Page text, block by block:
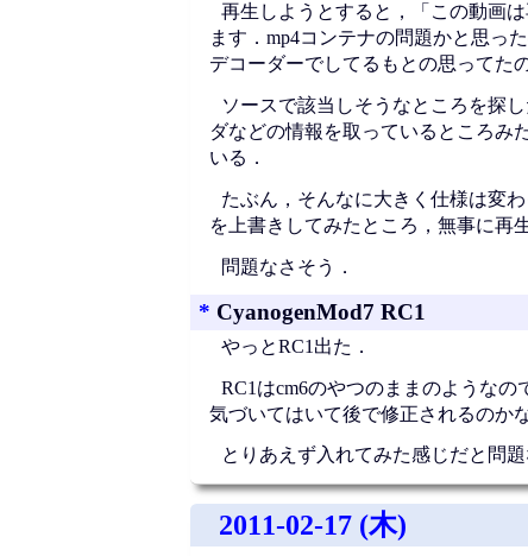
再生しようとすると，「この動画
ます．mp4コンテナの問題かと思っ
デコーダーでしてるもとの思ってた
ソースで該当しそうなところを探
ダなどの情報を取っているところみ
いる．
たぶん，そんなに大きく仕様は変
を上書きしてみたところ，無事に再
問題なさそう．
* CyanogenMod7 RC1
やっとRC1出た．
RC1はcm6のやつのままのような
気づいてはいて後で修正されるのか
とりあえず入れてみた感じだと問題
2011-02-17 (木)